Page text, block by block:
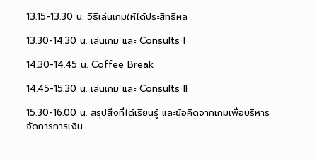
13.15-13.30 น. วิธีเล่นเกมให้ได้ประสิทธิผล
13.30-14.30 น. เล่นเกม และ Consults I
14.30-14.45 น. Coffee Break
14.45-15.30 น. เล่นเกม และ Consults II
15.30-16.00 น. สรุปสิ่งที่ได้เรียนรู้ และข้อคิดจากเกมเพื่อบริหาร
จัดการการเงิน